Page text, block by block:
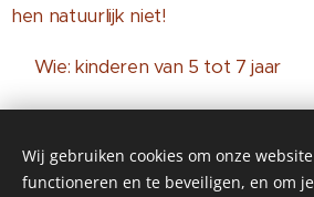
hen natuurlijk niet! 🤫
🚀Wie: kinderen van 5 tot 7 jaar
🚀 Prijs: 120€
Wij gebruiken cookies om onze
functioneren en te beveiligen, en om